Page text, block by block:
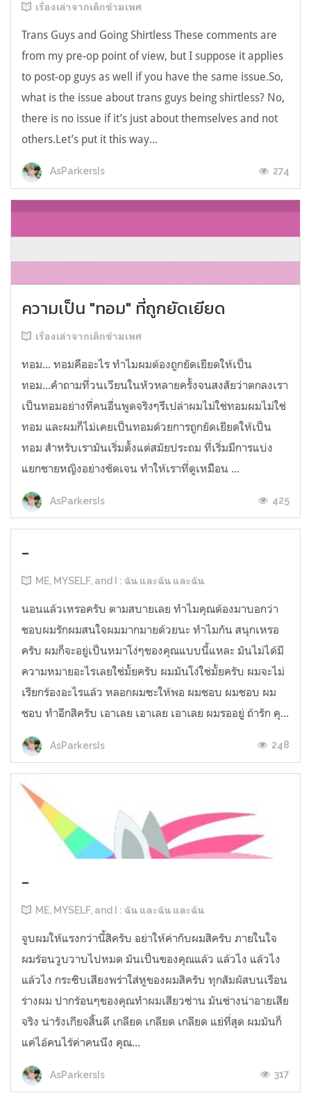
เรื่องเล่าจากเด็กข้ามเพศ
Trans Guys and Going Shirtless These comments are
from my pre-op point of view, but I suppose it applies
to post-op guys as well if you have the same issue.So,
what is the issue about trans guys being shirtless? No,
there is no issue if it’s just about themselves and not
others.Let’s put it this way...
AsParkersIs 274
ความเป็น "ทอม" ที่ถูกยัดเยียด
เรื่องเล่าจากเด็กข้ามเพศ
ทอม... ทอมคืออะไร ทำไมผมต้องถูกยัดเยียดให้เป็น
ทอม...คำถามที่วนเวียนในหัวหลายครั้งจนสงสัยว่าตกลงเรา
เป็นทอมอย่างที่คนอื่นพูดจริงๆรึเปล่าผมไม่ใช่ทอมผมไม่ใช่
ทอม และผมก็ไม่เคยเป็นทอมด้วยการถูกยัดเยียดให้เป็น
ทอม สำหรับเรามันเริ่มตั้งแต่สมัยประถม ที่เริ่มมีการแบ่ง
แยกชายหญิงอย่างชัดเจน ทำให้เราที่ดูเหมืิอน ...
AsParkersIs 425
-
ME, MYSELF, and I : ฉัน และฉัน และฉัน
นอนแล้วเหรอครับ ตามสบายเลย ทำไมคุณต้องมาบอกว่า
ชอบผมรักผมสนใจผมมากมายด้วยนะ ทำไมกัน สนุกเหรอ
ครับ ผมก็จะอยู่เป็นหมาโง่ๆของคุณแบบนี้แหละ มันไม่ได้มี
ความหมายอะไรเลยใช่มั้ยครับ ผมมันโง่ใช่มั้ยครับ ผมจะไม่
เรียกร้องอะไรแล้ว หลอกผมซะให้พอ ผมชอบ ผมชอบ ผม
ชอบ ทำอีกสิครับ เอาเลย เอาเลย เอาเลย ผมรออยู่ ถ้ารัก คุ...
AsParkersIs 248
-
ME, MYSELF, and I : ฉัน และฉัน และฉัน
จูบผมให้แรงกว่านี้สิครับ อย่าให้ค่ากับผมสิครับ ภายในใจ
ผมร้อนวูบวาบไปหมด มันเป็นของคุณแล้ว แล้วไง แล้วไง
แล้วไง กระซิบเสียงพร่าใส่หูของผมสิครับ ทุกสัมผัสบนเรือน
ร่างผม ปากร้อนๆของคุณทำผมเสียวซ่าน มันช่างน่าอายเสีย
จริง น่ารังเกียจสิ้นดี เกลียด เกลียด เกลียด แย่ที่สุด ผมมันก็
แค่ไอ้คนไร้ค่าคนนึง คุณ...
AsParkersIs 317